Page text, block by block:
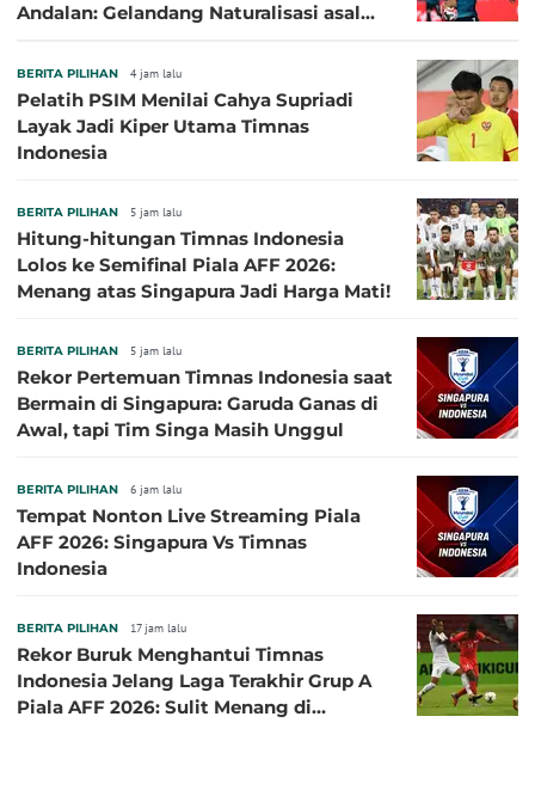
Andalan: Gelandang Naturalisasi asal
BERITA PILIHAN 4 jam lalu
Pelatih PSIM Menilai Cahya Supriadi
Layak Jadi Kiper Utama Timnas
Indonesia
BERITA PILIHAN 5 jam lalu
Hitung-hitungan Timnas Indonesia
Lolos ke Semifinal Piala AFF 2026:
Menang atas Singapura Jadi Harga Mati!
BERITA PILIHAN 5 jam lalu
Rekor Pertemuan Timnas Indonesia saat
Bermain di Singapura: Garuda Ganas di
Awal, tapi Tim Singa Masih Unggul
BERITA PILIHAN 6 jam lalu
Tempat Nonton Live Streaming Piala
AFF 2026: Singapura Vs Timnas
Indonesia
BERITA PILIHAN 17 jam lalu
Rekor Buruk Menghantui Timnas
Indonesia Jelang Laga Terakhir Grup A
Piala AFF 2026: Sulit Menang di